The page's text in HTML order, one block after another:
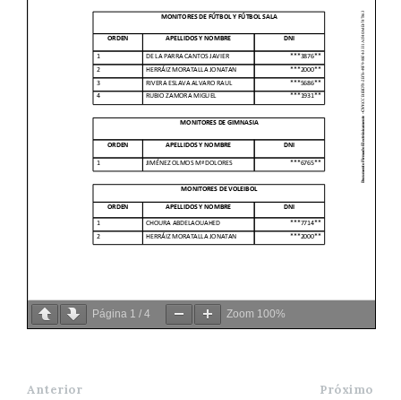
Página 1 / 4 Zoom 100%
Anterior Próximo